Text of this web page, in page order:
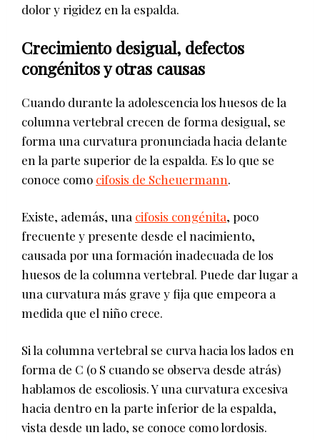
dolor y rigidez en la espalda.
Crecimiento desigual, defectos
congénitos y otras causas
Cuando durante la adolescencia los huesos de la
columna vertebral crecen de forma desigual, se
forma una curvatura pronunciada hacia delante
en la parte superior de la espalda. Es lo que se
conoce como cifosis de Scheuermann.
Existe, además, una cifosis congénita, poco
frecuente y presente desde el nacimiento,
causada por una formación inadecuada de los
huesos de la columna vertebral. Puede dar lugar a
una curvatura más grave y fija que empeora a
medida que el niño crece.
Si la columna vertebral se curva hacia los lados en
forma de C (o S cuando se observa desde atrás)
hablamos de escoliosis. Y una curvatura excesiva
hacia dentro en la parte inferior de la espalda,
vista desde un lado, se conoce como lordosis.